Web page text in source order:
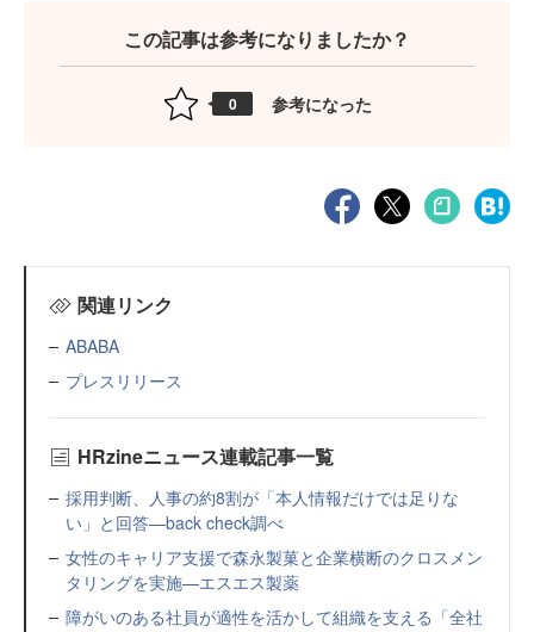
この記事は参考になりましたか？
0 参考になった
関連リンク
ABABA
プレスリリース
HRzineニュース連載記事一覧
採用判断、人事の約8割が「本人情報だけでは足りな
い」と回答—back check調べ
女性のキャリア支援で森永製菓と企業横断のクロスメン
タリングを実施—エスエス製薬
障がいのある社員が適性を活かして組織を支える「全社